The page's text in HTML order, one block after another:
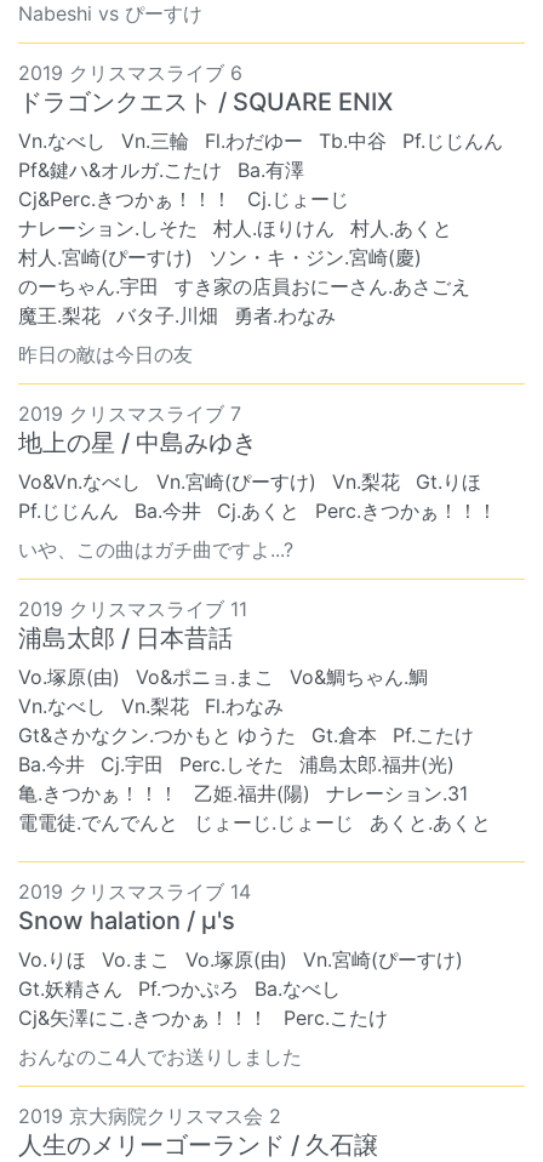
Nabeshi vs ぴーすけ
2019 クリスマスライブ 6
ドラゴンクエスト / SQUARE ENIX
Vn.なべし Vn.三輪 Fl.わだゆー Tb.中谷
Pf.じじんん
Pf&鍵ハ&オルガ.こたけ
Ba.有澤
Cj&Perc.きつかぁ！！！
Cj.じょーじ
ナレーション.しそた
村人.ほりけん
村人.あくと
村人.宮崎(ぴーすけ)
ソン・キ・ジン.宮崎(慶)
のーちゃん.宇田
すき家の店員おにーさん.あさごえ
魔王.梨花
バタ子.川畑
勇者.わなみ
昨日の敵は今日の友
2019 クリスマスライブ 7
地上の星 / 中島みゆき
Vo&Vn.なべし Vn.宮崎(ぴーすけ) Vn.梨花
Gt.りほ
Pf.じじんん
Ba.今井 Cj.あくと
Perc.きつかぁ！！！
いや、この曲はガチ曲ですよ...?
2019 クリスマスライブ 11
浦島太郎 / 日本昔話
Vo.塚原(由) Vo&ポニョ.まこ
Vo&鯛ちゃん.鯛
Vn.なべし
Vn.梨花
Fl.わなみ
Gt&さかなクン.つかもと ゆうた
Gt.倉本
Pf.こたけ
Ba.今井
Cj.宇田 Perc.しそた
浦島太郎.福井(光)
亀.きつかぁ！！！
乙姫.福井(陽)
ナレーション.31
電電徒.でんでんと
じょーじ.じょーじ あくと.あくと
2019 クリスマスライブ 14
Snow halation / μ's
Vo.りほ Vo.まこ Vo.塚原(由)
Vn.宮崎(ぴーすけ)
Gt.妖精さん
Pf.つかぷろ
Ba.なべし
Cj&矢澤にこ.きつかぁ！！！
Perc.こたけ
おんなのこ4人でお送りしました
2019 京大病院クリスマス会 2
人生のメリーゴーランド / 久石譲